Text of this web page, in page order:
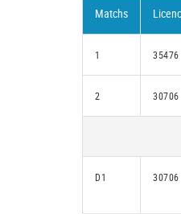
Matchs
1 35476
2 30706
D1 30706